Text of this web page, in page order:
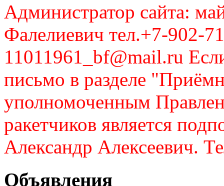
Администратор сайта:
Фалелиевич тел.+7-902-
11011961_bf@mail.ru
письмо в разделе
уполномоченным
ракетчиков является
Александр Алексеевич.
Объявления